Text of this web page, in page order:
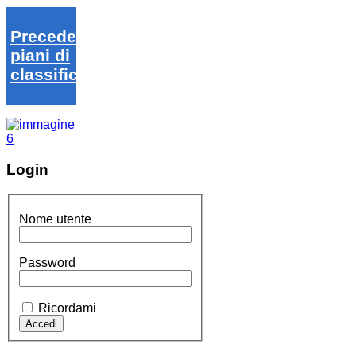
Precedenti
piani di
classifica
Login
Nome utente
Password
Ricordami